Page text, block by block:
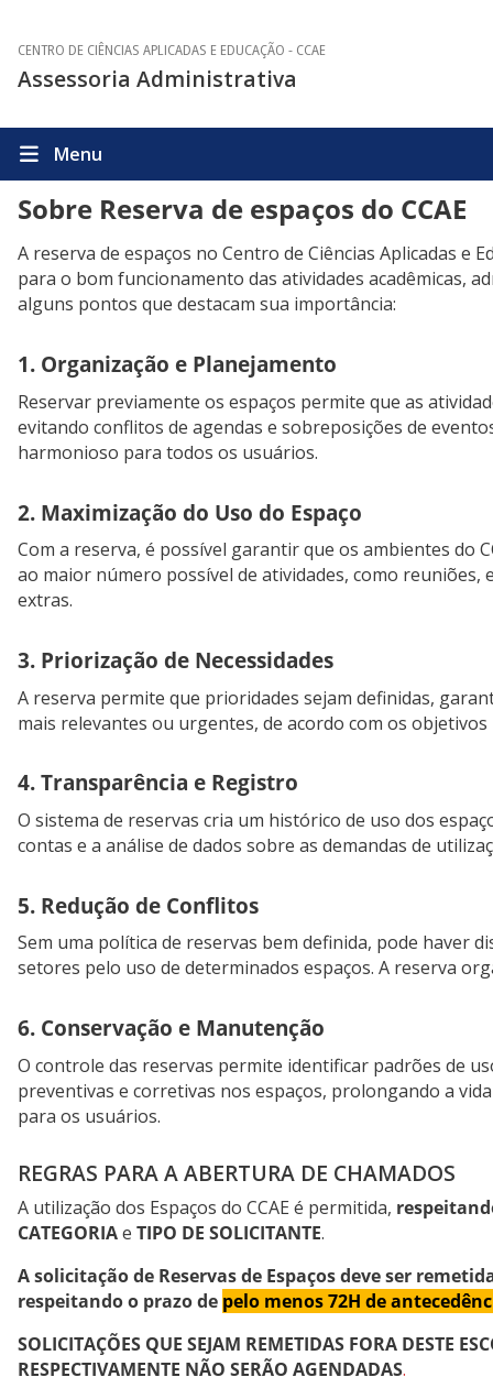
CENTRO DE CIÊNCIAS APLICADAS E EDUCAÇÃO - CCAE
Assessoria Administrativa
Menu
Sobre Reserva de espaços do CCAE
A reserva de espaços no Centro de Ciências Aplicadas e
para o bom funcionamento das atividades acadêmicas,
alguns pontos que destacam sua importância:
1. Organização e Planejamento
Reservar previamente os espaços permite que as
evitando conflitos de agendas e sobreposições de
harmonioso para todos os usuários.
2. Maximização do Uso do Espaço
Com a reserva, é possível garantir que os ambientes do
ao maior número possível de atividades, como
extras.
3. Priorização de Necessidades
A reserva permite que prioridades sejam definidas,
mais relevantes ou urgentes, de acordo com os
4. Transparência e Registro
O sistema de reservas cria um histórico de uso dos
contas e a análise de dados sobre as demandas de
5. Redução de Conflitos
Sem uma política de reservas bem definida, pode haver
setores pelo uso de determinados espaços. A reserva
6. Conservação e Manutenção
O controle das reservas permite identificar padrões de
preventivas e corretivas nos espaços, prolongando a
para os usuários.
REGRAS PARA A ABERTURA DE CHAMADOS
A utilização dos Espaços do CCAE é permitida,
CATEGORIAe TIPO DE SOLICITANTE.
A solicitação de Reservas de Espaços deve ser
respeitando o prazo de pelo menos 72H de
SOLICITAÇÕES QUE SEJAM REMETIDAS FORA DESTE
RESPECTIVAMENTE NÃO SERÃO AGENDADAS.